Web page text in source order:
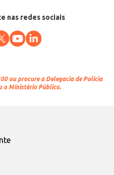
nas redes sociais
ou procure a Delegacia de Polícia
o Ministério Público.